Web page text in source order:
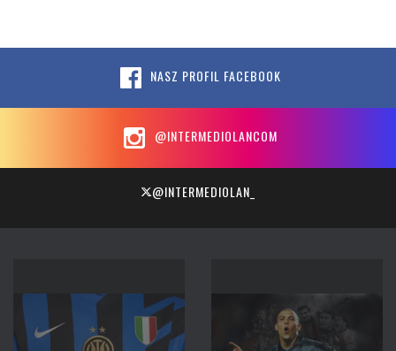
NASZ PROFIL FACEBOOK
@INTERMEDIOLANCOM
@INTERMEDIOLAN_